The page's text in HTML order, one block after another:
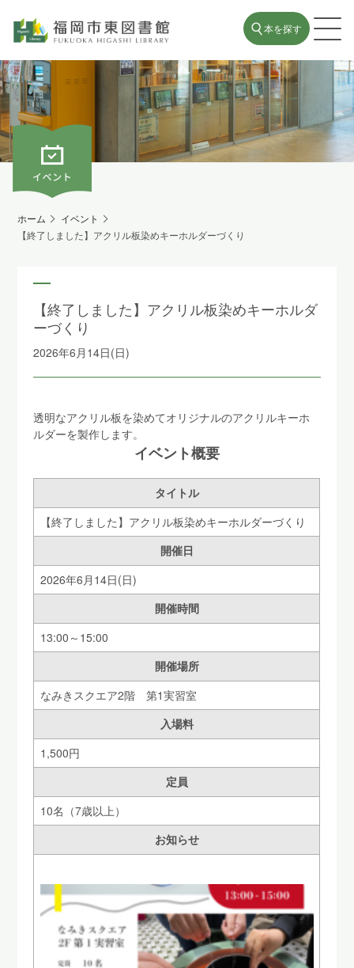
本を探す
ホーム
イベント
【終了しました】アクリル板染めキーホルダーづくり
【終了しました】アクリル板染めキーホルダ
ーづくり
2026年6月14日(日)
透明なアクリル板を染めてオリジナルのアクリルキーホ
ルダーを製作します。
イベント概要
タイトル
【終了しました】アクリル板染めキーホルダーづくり
開催日
2026年6月14日(日)
開催時間
13:00～15:00
開催場所
なみきスクエア2階 第1実習室
入場料
1,500円
定員
10名（7歳以上）
お知らせ